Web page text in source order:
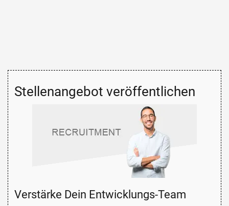
Stellenangebot veröffentlichen
Verstärke Dein Entwicklungs-Team